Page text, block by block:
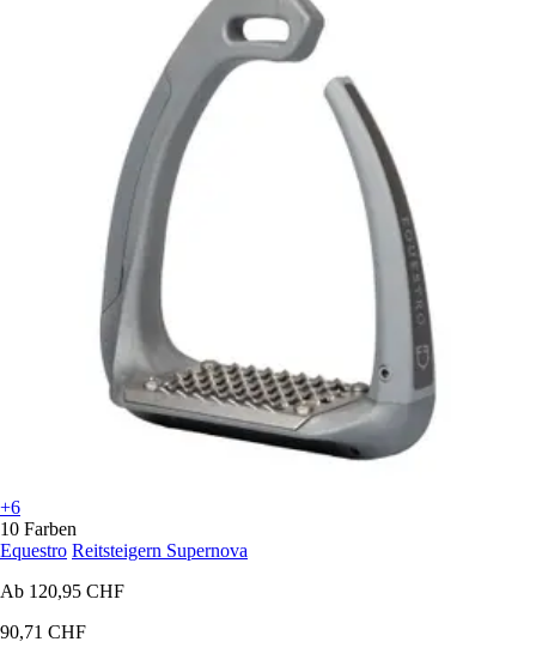
+6
10 Farben
Equestro Reitsteigern Supernova
Ab 120,95 CHF
90,71 CHF